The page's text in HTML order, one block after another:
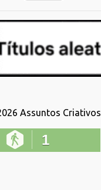
Assuntos Criativos
1